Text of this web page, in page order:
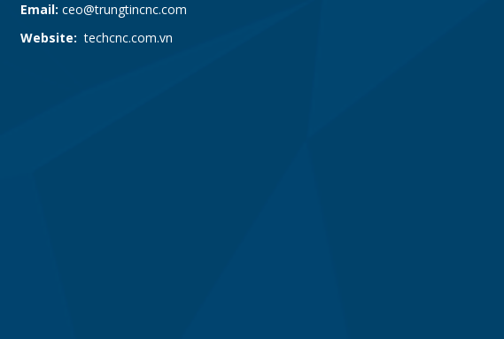
Email: ceo@trungtincnc.com
Website: techcnc.com.vn